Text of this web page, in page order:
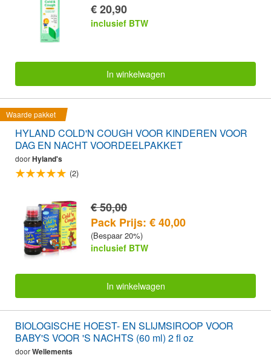
€ 20,90
inclusief BTW
In winkelwagen
Waarde pakket
HYLAND COLD'N COUGH VOOR KINDEREN VOOR
DAG EN NACHT VOORDEELPAKKET
doorHyland's
(2)
€ 50,00
Pack Prijs: € 40,00
(Bespaar 20%)
inclusief BTW
In winkelwagen
BIOLOGISCHE HOEST- EN SLIJMSIROOP VOOR
BABY'S VOOR 'S NACHTS (60 ml) 2 fl oz
doorWellements